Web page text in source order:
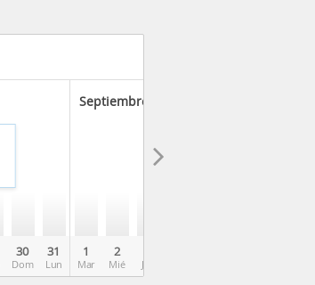
30
Dom
31
Lun
Septiembre 2026
1
Mar
2
Mié Jue